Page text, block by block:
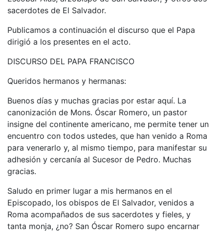
sacerdotes de El Salvador.
Publicamos a continuación el discurso que el Papa
dirigió a los presentes en el acto.
DISCURSO DEL PAPA FRANCISCO
Queridos hermanos y hermanas:
Buenos días y muchas gracias por estar aquí. La
canonización de Mons. Óscar Romero, un pastor
insigne del continente americano, me permite tener un
encuentro con todos ustedes, que han venido a Roma
para venerarlo y, al mismo tiempo, para manifestar su
adhesión y cercanía al Sucesor de Pedro. Muchas
gracias.
Saludo en primer lugar a mis hermanos en el
Episcopado, los obispos de El Salvador, venidos a
Roma acompañados de sus sacerdotes y fieles, y
tanta monja, ¿no? San Óscar Romero supo encarnar